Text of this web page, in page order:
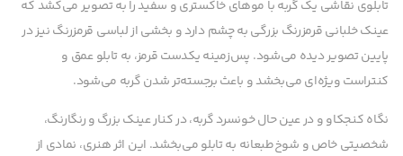
تابلوی نقاشی یک گربه با موهای خاکستری و سفید را به تصویر می‌کشد که
عینک خلبانی قرمزرنگ بزرگی به چشم دارد و بخشی از لباسی قرمزرنگ نیز در
پایین تصویر دیده می‌شود. پس‌زمینه یکدست قرمز، به تابلو عمق و
کنتراست ویژه‌ای می‌بخشد و باعث برجسته‌تر شدن گربه می‌شود.
نگاه کنجکاو و در عین حال خونسرد گربه، در کنار عینک بزرگ و رنگارنگ،
شخصیتی خاص و شوخ‌طبعانه به تابلو می‌بخشد. این اثر هنری، نمادی از